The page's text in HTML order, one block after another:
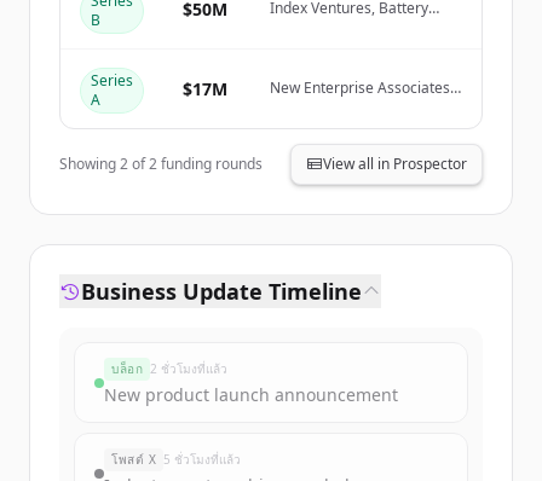
B
$50M
Index Ventures, Battery
Series
A
$17M
New Enterprise Associates
Showing2of2funding rounds View all in Prospector
Business Update Timeline
บล็อก 2 ชั่วโมงที่แล้ว
New product launch announcement
โพสต์ X 5 ชั่วโมงที่แล้ว